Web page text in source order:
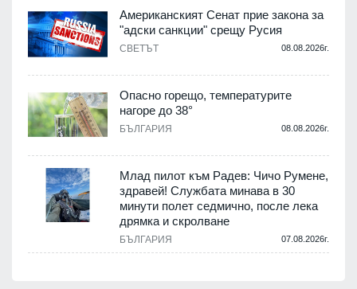
Американският Сенат прие закона за
"адски санкции" срещу Русия
СВЕТЪТ 08.08.2026г.
Опасно горещо, температурите
нагоре до 38°
БЪЛГАРИЯ 08.08.2026г.
Млад пилот към Радев: Чичо Румене,
здравей! Службата минава в 30
минути полет седмично, после лека
дрямка и скролване
БЪЛГАРИЯ 07.08.2026г.